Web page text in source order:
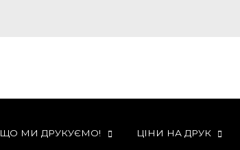
ЩО МИ ДРУКУЄМО! ЦІНИ НА ДРУК